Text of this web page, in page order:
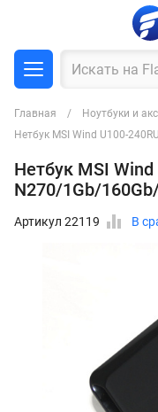
Главная Ноутбуки и
Нетбук MSI
N270/1Gb/
Артикул 22119 В